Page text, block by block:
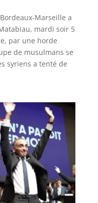
Marseille a
mardi soir 5
par une horde
de musulmans se
syriens a tenté de